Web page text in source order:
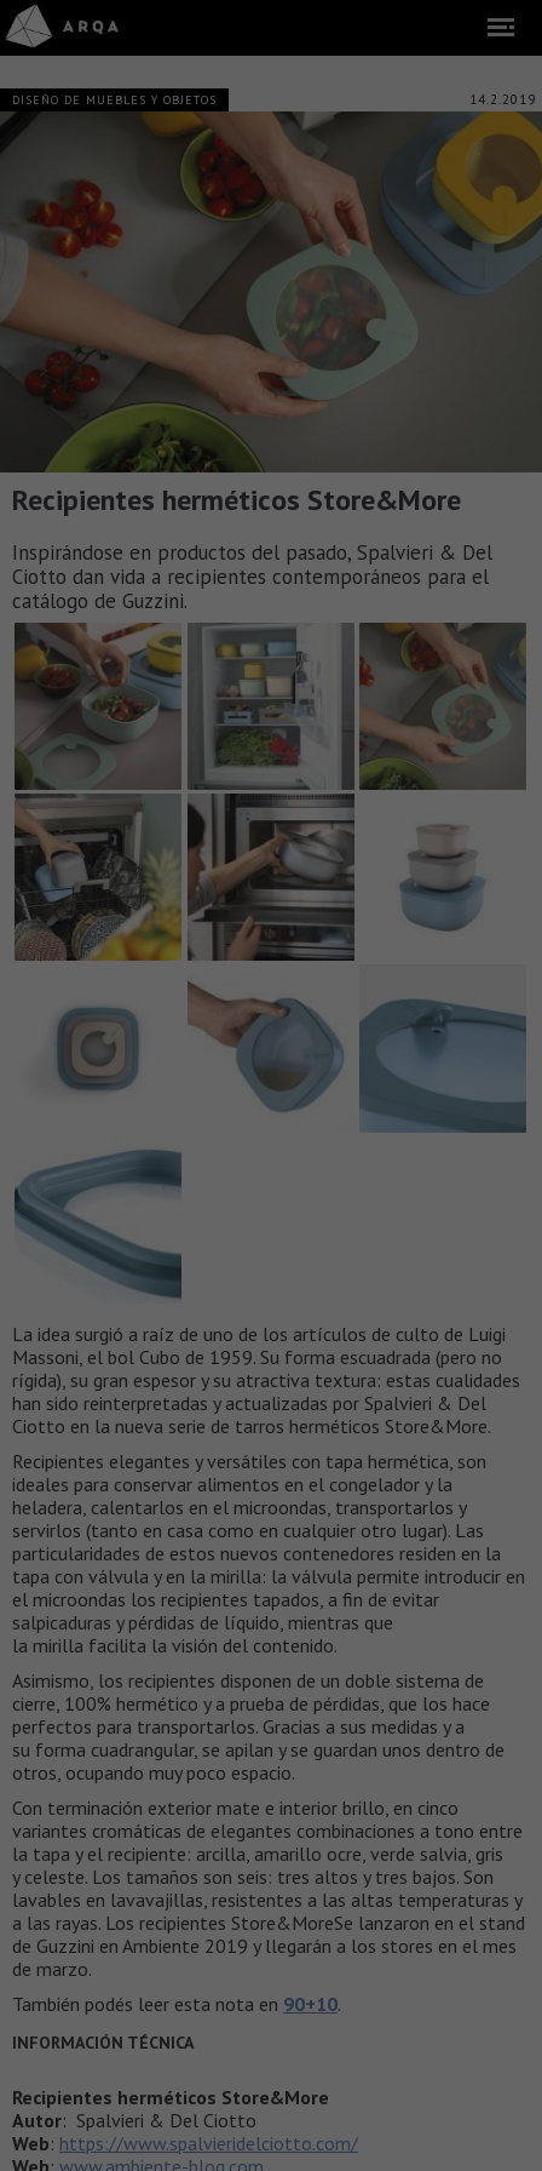
DISEÑO DE MUEBLES Y OBJETOS 14.2.2019
Recipientes herméticos Store&More
Inspirándose en productos del pasado, Spalvieri & Del
Ciotto dan vida a recipientes contemporáneos para el
catálogo de Guzzini.
La idea surgió a raíz de uno de los artículos de culto de Luigi
Massoni, el bol Cubo de 1959. Su forma escuadrada (pero no
rígida), su gran espesor y su atractiva textura: estas cualidades
han sido reinterpretadas y actualizadas por Spalvieri & Del
Ciotto en la nueva serie de tarros herméticos Store&More.
Recipientes elegantes y versátiles con tapa hermética, son
ideales para conservar alimentos en el congelador y la
heladera, calentarlos en el microondas, transportarlos y
servirlos (tanto en casa como en cualquier otro lugar). Las
particularidades de estos nuevos contenedores residen en la
tapa con válvula y en la mirilla: la válvula permite introducir en
el microondas los recipientes tapados, a fin de evitar
salpicaduras y pérdidas de líquido, mientras que
la mirilla facilita la visión del contenido.
Asimismo, los recipientes disponen de un doble sistema de
cierre, 100% hermético y a prueba de pérdidas, que los hace
perfectos para transportarlos. Gracias a sus medidas y a
su forma cuadrangular, se apilan y se guardan unos dentro de
otros, ocupando muy poco espacio.
Con terminación exterior mate e interior brillo, en cinco
variantes cromáticas de elegantes combinaciones a tono entre
la tapa y el recipiente: arcilla, amarillo ocre, verde salvia, gris
y celeste. Los tamaños son seis: tres altos y tres bajos. Son
lavables en lavavajillas, resistentes a las altas temperaturas y
a las rayas. Los recipientes Store&MoreSe lanzaron en el stand
de Guzzini en Ambiente 2019 y llegarán a los stores en el mes
de marzo.
También podés leer esta nota en 90+10.
INFORMACIÓN TÉCNICA
Recipientes herméticos Store&More
Autor: Spalvieri & Del Ciotto
Web: https://www.spalvieridelciotto.com/